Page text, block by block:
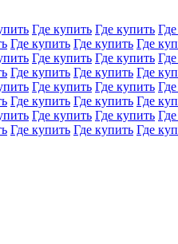
Где купить Где купить
Где купить Где купить Где
Где купить Где купить
Где купить Где купить Где
Где купить Где купить
Где купить Где купить Где
Где купить Где купить
Где купить Где купить Где